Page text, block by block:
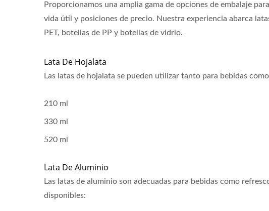
Proporcionamos una amplia gama de opciones de embalaje
vida útil y posiciones de precio. Nuestra experiencia abarca
PET, botellas de PP y botellas de vidrio.
Lata De Hojalata
Las latas de hojalata se pueden utilizar tanto para bebidas
210 ml
330 ml
520 ml
Lata De Aluminio
Las latas de aluminio son adecuadas para bebidas como
disponibles: